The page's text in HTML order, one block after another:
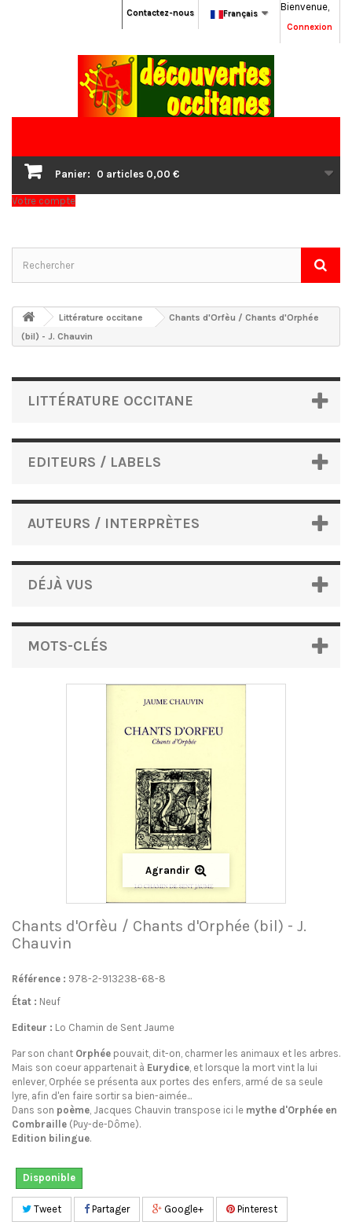
Bienvenue,
Connexion
Français
Contactez-nous
Panier: 0 articles 0,00 €
Votre compte
Littérature occitane
Chants d'Orfèu / Chants d'Orphée
(bil) - J. Chauvin
LITTÉRATURE OCCITANE
EDITEURS / LABELS
AUTEURS / INTERPRÈTES
DÉJÀ VUS
MOTS-CLÉS
Agrandir
Chants d'Orfèu / Chants d'Orphée (bil) - J.
Chauvin
Référence : 978-2-913238-68-8
État : Neuf
Editeur : Lo Chamin de Sent Jaume
Par son chant Orphée pouvait, dit-on, charmer les animaux et les arbres.
Mais son coeur appartenait à Eurydice, et lorsque la mort vint la lui
enlever, Orphée se présenta aux portes des enfers, armé de sa seule
lyre, afin d'en faire sortir sa bien-aimée...
Dans son poème, Jacques Chauvin transpose ici le mythe d'Orphée en
Combraille (Puy-de-Dôme).
Edition bilingue.
Disponible
Tweet Partager Google+ Pinterest